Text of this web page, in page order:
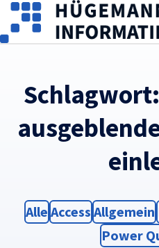
Skip to main content
Schlagwort:
Filter
Alle Filter
Access Filter
Allgemein
Filter
Power